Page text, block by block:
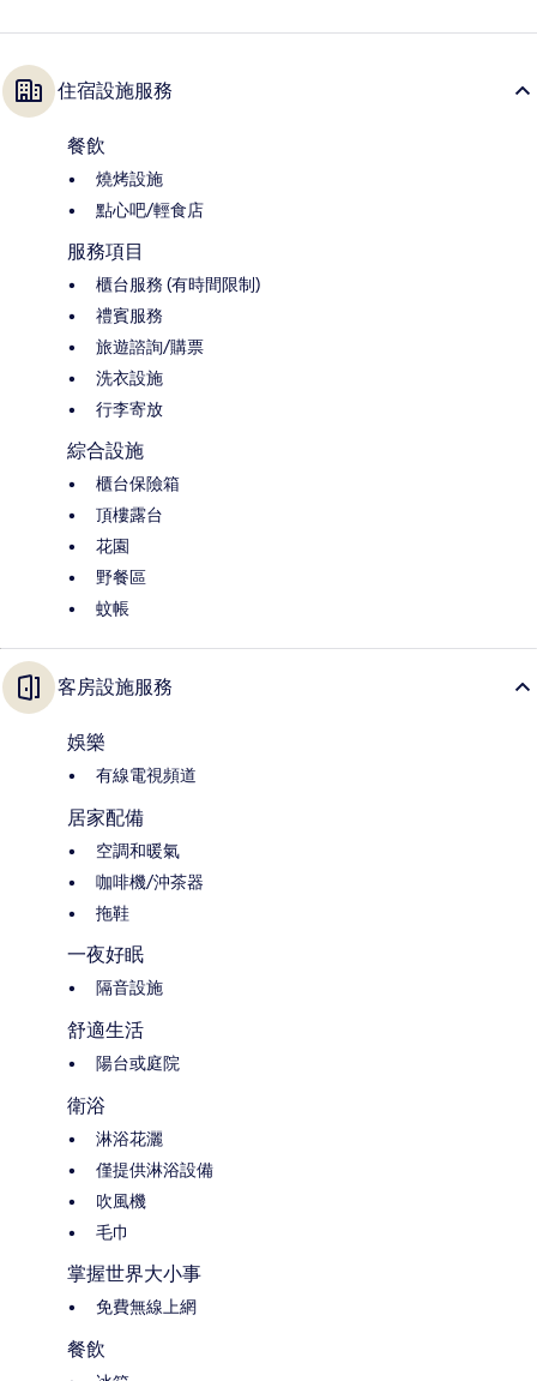
住宿設施服務
餐飲
燒烤設施
點心吧/輕食店
服務項目
櫃台服務 (有時間限制)
禮賓服務
旅遊諮詢/購票
洗衣設施
行李寄放
綜合設施
櫃台保險箱
頂樓露台
花園
野餐區
蚊帳
客房設施服務
娛樂
有線電視頻道
居家配備
空調和暖氣
咖啡機/沖茶器
拖鞋
一夜好眠
隔音設施
舒適生活
陽台或庭院
衛浴
淋浴花灑
僅提供淋浴設備
吹風機
毛巾
掌握世界大小事
免費無線上網
餐飲